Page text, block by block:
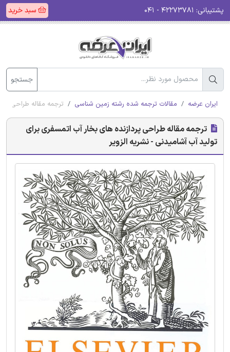
پشتیبانی: سبد خرید
جستجو
ایران عرضه مقالات ترجمه شده رشته زمین شناسی ترجمه مقاله طراحی
ترجمه مقاله طراحی پردازنده های بخار آب اتمسفری برای
تولید آب آشامیدنی - نشریه الزویر